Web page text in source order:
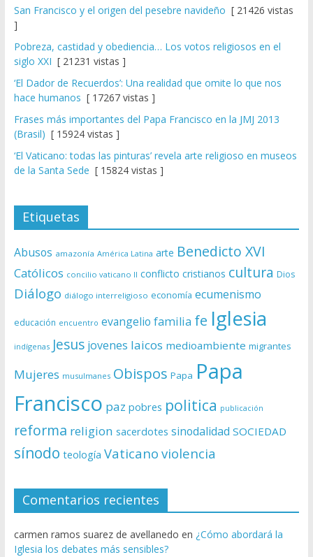
San Francisco y el origen del pesebre navideño [ 21426 vistas
]
Pobreza, castidad y obediencia… Los votos religiosos en el
siglo XXI [ 21231 vistas ]
‘El Dador de Recuerdos’: Una realidad que omite lo que nos
hace humanos [ 17267 vistas ]
Frases más importantes del Papa Francisco en la JMJ 2013
(Brasil) [ 15924 vistas ]
‘El Vaticano: todas las pinturas’ revela arte religioso en museos
de la Santa Sede [ 15824 vistas ]
Etiquetas
Abusos amazonía América Latina arte Benedicto XVI
Católicos concilio vaticano II conflicto cristianos cultura Dios
Diálogo diálogo interreligioso economía ecumenismo
educación encuentro evangelio familia fe Iglesia
indígenas Jesus jovenes laicos medioambiente migrantes
Mujeres musulmanes Obispos Papa Papa
Francisco paz pobres politica publicación
reforma religion sacerdotes sinodalidad SOCIEDAD
sínodo teología Vaticano violencia
Comentarios recientes
carmen ramos suarez de avellanedo en ¿Cómo abordará la
Iglesia los debates más sensibles?